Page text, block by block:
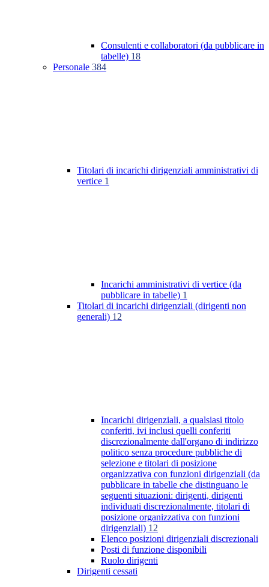
Consulenti e collaboratori (da pubblicare in
tabelle) 18
Personale 384
Titolari di incarichi dirigenziali amministrativi di
vertice 1
Incarichi amministrativi di vertice (da
pubblicare in tabelle) 1
Titolari di incarichi dirigenziali (dirigenti non
generali) 12
Incarichi dirigenziali, a qualsiasi titolo
conferiti, ivi inclusi quelli conferiti
discrezionalmente dall'organo di indirizzo
politico senza procedure pubbliche di
selezione e titolari di posizione
organizzativa con funzioni dirigenziali (da
pubblicare in tabelle che distinguano le
seguenti situazioni: dirigenti, dirigenti
individuati discrezionalmente, titolari di
posizione organizzativa con funzioni
dirigenziali) 12
Elenco posizioni dirigenziali discrezionali
Posti di funzione disponibili
Ruolo dirigenti
Dirigenti cessati